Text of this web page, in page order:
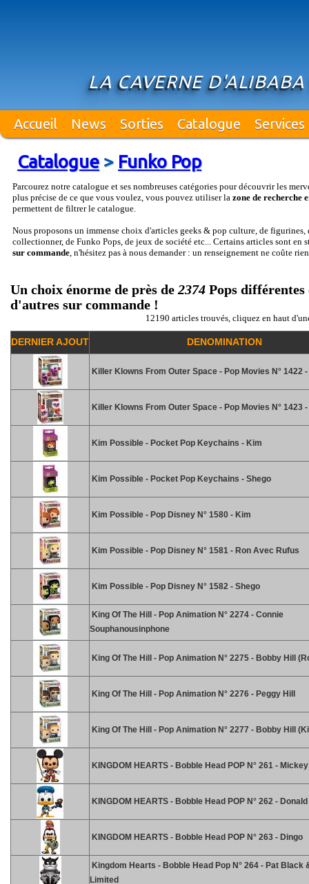
LA CAVERNE
Accueil News Sorties Catalogue Services
Catalogue> Funko Pop
Parcourez notre catalogue et ses nombreuses catégories pour découvrir les
plus précise de ce que vous voulez, vous pouvez utiliser la zone de recherche
permettent de filtrer le catalogue.
Nous proposons un immense choix d'articles geeks & pop culture, de figurines,
collectionner, de Funko Pops, de jeux de société etc... Certains articles sont en
sur commande, n'hésitez pas à nous demander : un renseignement ne coûte
Un choix énorme de près de 2374 Pops différentes
d'autres sur commande !
12190 articles trouvés, cliquez en haut
DERNIER AJOUT DENOMINATION
Killer Klowns From Outer Space - Pop Movies N° 1422
Killer Klowns From Outer Space - Pop Movies N° 1423
Kim Possible - Pocket Pop Keychains - Kim
Kim Possible - Pocket Pop Keychains - Shego
Kim Possible - Pop Disney N° 1580 - Kim
Kim Possible - Pop Disney N° 1581 - Ron Avec Rufus
Kim Possible - Pop Disney N° 1582 - Shego
King Of The Hill - Pop Animation N° 2274 - Connie
Souphanousinphone
King Of The Hill - Pop Animation N° 2275 - Bobby Hill
King Of The Hill - Pop Animation N° 2276 - Peggy Hill
King Of The Hill - Pop Animation N° 2277 - Bobby Hill
KINGDOM HEARTS - Bobble Head POP N° 261 - Mickey
KINGDOM HEARTS - Bobble Head POP N° 262 - Donald
KINGDOM HEARTS - Bobble Head POP N° 263 - Dingo
Kingdom Hearts - Bobble Head Pop N° 264 - Pat Black
Limited